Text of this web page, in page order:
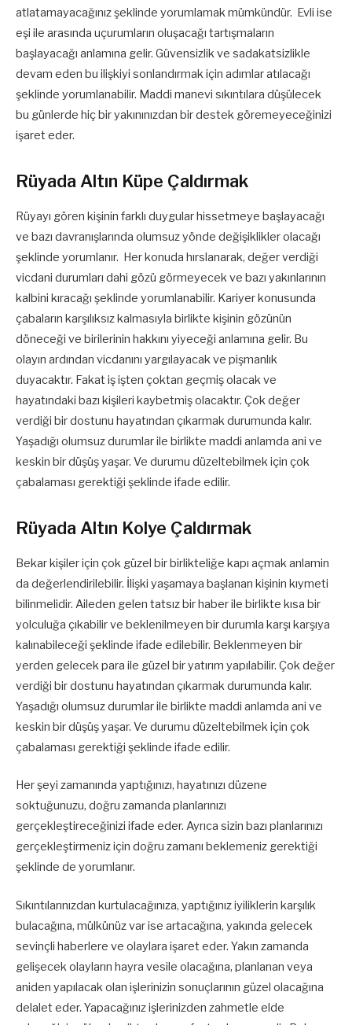
atlatamayacağınız şeklinde yorumlamak mümkündür. Evli ise
eşi ile arasında uçurumların oluşacağı tartışmaların
başlayacağı anlamına gelir. Güvensizlik ve sadakatsizlikle
devam eden bu ilişkiyi sonlandırmak için adımlar atılacağı
şeklinde yorumlanabilir. Maddi manevi sıkıntılara düşülecek
bu günlerde hiç bir yakınınızdan bir destek göremeyeceğinizi
işaret eder.
Rüyada Altın Küpe Çaldırmak
Rüyayı gören kişinin farklı duygular hissetmeye başlayacağı
ve bazı davranışlarında olumsuz yönde değişiklikler olacağı
şeklinde yorumlanır. Her konuda hırslanarak, değer verdiği
vicdani durumları dahi gözü görmeyecek ve bazı yakınlarının
kalbini kıracağı şeklinde yorumlanabilir. Kariyer konusunda
çabaların karşılıksız kalmasıyla birlikte kişinin gözünün
döneceği ve birilerinin hakkını yiyeceği anlamına gelir. Bu
olayın ardından vicdanını yargılayacak ve pişmanlık
duyacaktır. Fakat iş işten çoktan geçmiş olacak ve
hayatındaki bazı kişileri kaybetmiş olacaktır. Çok değer
verdiği bir dostunu hayatından çıkarmak durumunda kalır.
Yaşadığı olumsuz durumlar ile birlikte maddi anlamda ani ve
keskin bir düşüş yaşar. Ve durumu düzeltebilmek için çok
çabalaması gerektiği şeklinde ifade edilir.
Rüyada Altın Kolye Çaldırmak
Bekar kişiler için çok güzel bir birlikteliğe kapı açmak anlamin
da değerlendirilebilir. İlişki yaşamaya başlanan kişinin kıymeti
bilinmelidir. Aileden gelen tatsız bir haber ile birlikte kısa bir
yolculuğa çıkabilir ve beklenilmeyen bir durumla karşı karşıya
kalınabileceği şeklinde ifade edilebilir. Beklenmeyen bir
yerden gelecek para ile güzel bir yatırım yapılabilir. Çok değer
verdiği bir dostunu hayatından çıkarmak durumunda kalır.
Yaşadığı olumsuz durumlar ile birlikte maddi anlamda ani ve
keskin bir düşüş yaşar. Ve durumu düzeltebilmek için çok
çabalaması gerektiği şeklinde ifade edilir.
Her şeyi zamanında yaptığınızı, hayatınızı düzene
soktuğunuzu, doğru zamanda planlarınızı
gerçekleştireceğinizi ifade eder. Ayrıca sizin bazı planlarınızı
gerçekleştirmeniz için doğru zamanı beklemeniz gerektiği
şeklinde de yorumlanır.
Sıkıntılarınızdan kurtulacağınıza, yaptığınız iyiliklerin karşılık
bulacağına, mülkünüz var ise artacağına, yakında gelecek
sevinçli haberlere ve olaylara işaret eder. Yakın zamanda
gelişecek olayların hayra vesile olacağına, planlanan veya
aniden yapılacak olan işlerinizin sonuçlarının güzel olacağına
delalet eder. Yapacağınız işlerinizden zahmetle elde